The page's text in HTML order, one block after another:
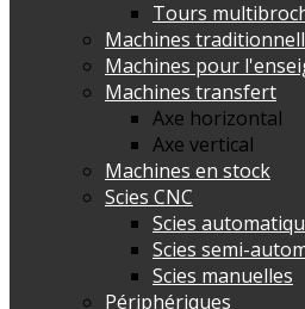
Tours
Machines
Machines pour
Machines transfert
Axe horizontal
Axe vertical
Machines en stock
Scies CNC
Scies
Scies semi-
Scies manuelles
Périphériques